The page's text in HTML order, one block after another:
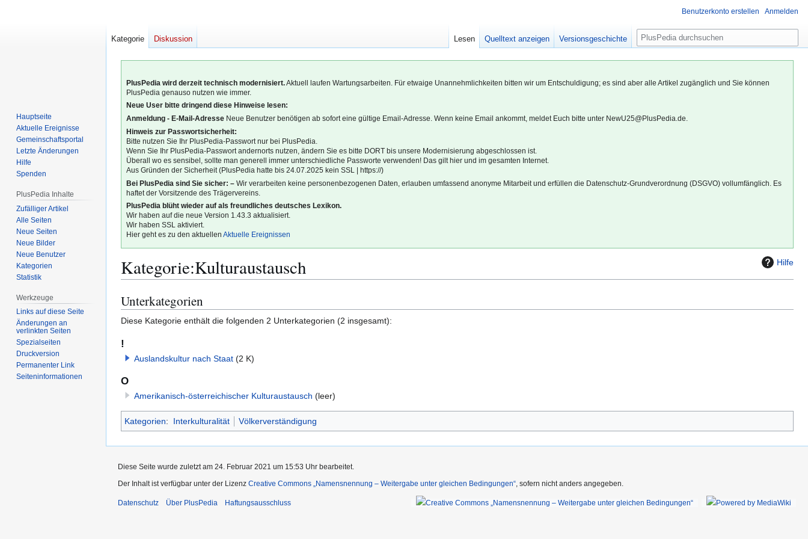
PlusPedia wird derzeit technisch modernisiert.Aktuell laufen Wartungsarbeiten. Für etwaige Unannehmlichkeiten bitten wir um Entschuldigung; es sind aber alle Artikel zugänglich und Sie können
PlusPedia genauso nutzen wie immer.
Neue User bitte dringend diese Hinweise lesen:
Anmeldung - E-Mail-Adresse Neue Benutzer benötigen ab sofort eine gültige Email-Adresse. Wenn keine Email ankommt, meldet Euch bitte unter NewU25@PlusPedia.de.
Hinweis zur Passwortsicherheit:
Bitte nutzen Sie Ihr PlusPedia-Passwort nur bei PlusPedia.
Wenn Sie Ihr PlusPedia-Passwort andernorts nutzen, ändern Sie es bitte DORT bis unsere Modernisierung abgeschlossen ist.
Überall wo es sensibel, sollte man generell immer unterschiedliche Passworte verwenden! Das gilt hier und im gesamten Internet.
Aus Gründen der Sicherheit (PlusPedia hatte bis 24.07.2025 kein SSL | https://)
Bei PlusPedia sind Sie sicher: – Wir verarbeiten keine personenbezogenen Daten, erlauben umfassend anonyme Mitarbeit und erfüllen die Datenschutz-Grundverordnung (DSGVO) vollumfänglich. Es
haftet der Vorsitzende des Trägervereins.
PlusPedia blüht wieder auf als freundliches deutsches Lexikon.
Wir haben auf die neue Version 1.43.3 aktualisiert.
Wir haben SSL aktiviert.
Hier geht es zu den aktuellenAktuelle Ereignissen
Hilfe
Kategorie:Kulturaustausch
Zur
Navigation
springen
Zur
Suche
springen
Unterkategorien
Diese Kategorie enthält die folgenden 2 Unterkategorien (2 insgesamt):
!
Auslandskultur nach Staat (2 K)
O
Amerikanisch-österreichischer Kulturaustausch (leer)
Kategorien: Interkulturalität Völkerverständigung
Benutzerkonto erstellen Anmelden
Kategorie Diskussion Lesen Quelltext anzeigen Versionsgeschichte
S
u
c
e
Hauptseite
Aktuelle Ereignisse
Gemeinschafts­portal
Letzte Änderungen
Hilfe
Spenden
PlusPedia Inhalte
Zufälliger Artikel
Alle Seiten
Neue Seiten
Neue Bilder
Neue Benutzer
Kategorien
Statistik
Werkzeuge
Links auf diese Seite
Änderungen an
verlinkten Seiten
Spezialseiten
Druckversion
Permanenter Link
Seiten­­informationen
Diese Seite wurde zuletzt am 24. Februar 2021 um 15:53 Uhr bearbeitet.
Der Inhalt ist verfügbar unter der Lizenz Creative Commons „Namensnennung – Weitergabe unter gleichen Bedingungen“ , sofern nicht anders angegeben.
Datenschutz Über PlusPedia Haftungsausschluss